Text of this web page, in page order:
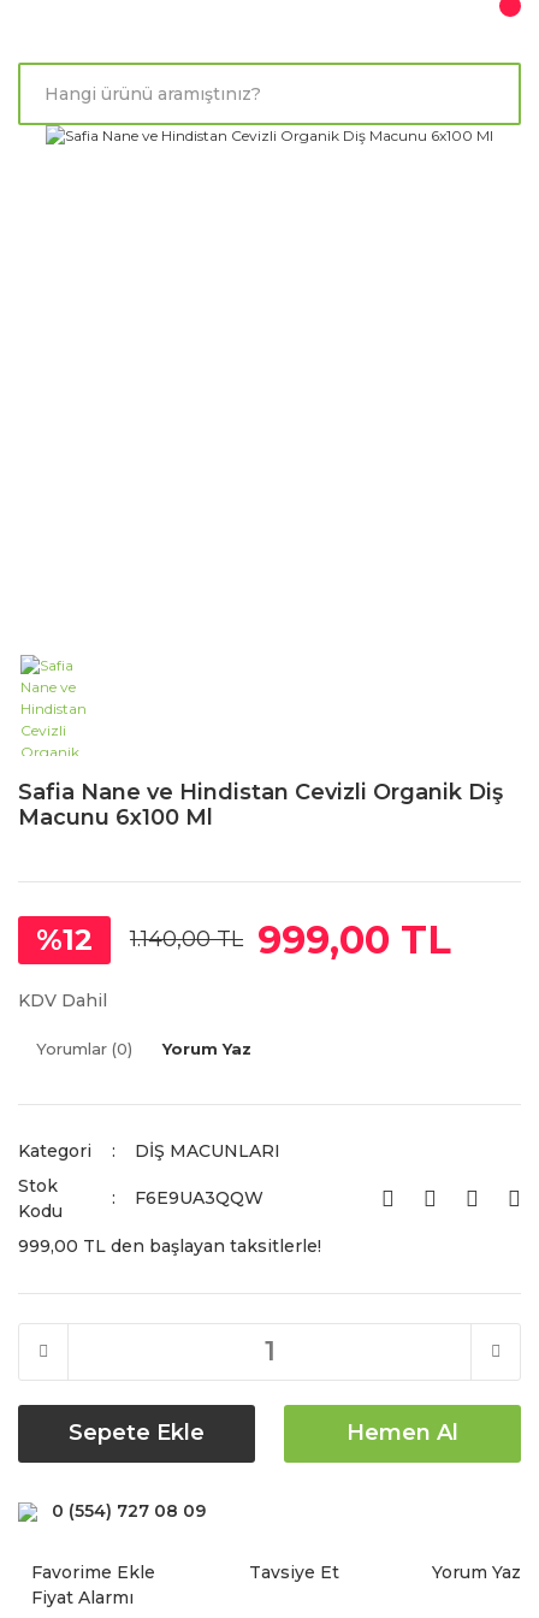
Safia Nane ve Hindistan Cevizli Organik Diş
Macunu 6x100 Ml
%12 1.140,00 TL 999,00 TL
KDV Dahil
Yorumlar (0) Yorum Yaz
Kategori
DİŞ MACUNLARI
Stok
Kodu
F6E9UA3QQW
999,00 TL den başlayan taksitlerle!
Sepete Ekle Hemen Al
0 (554) 727 08 09
Tavsiye Et
Yorum Yaz
Fiyat Alarmı